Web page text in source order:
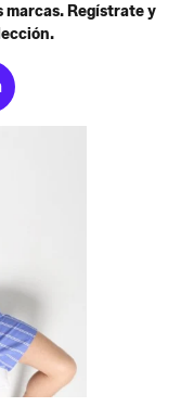
marcas. Regístrate y